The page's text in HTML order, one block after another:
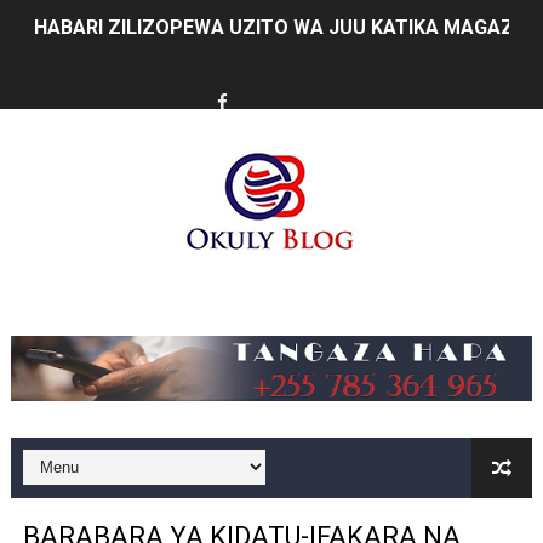
HABARI ZILIZOPEWA UZITO WA JUU KATIKA
Prof. Kabudi ahimiza matumizi ya teknolojia za kisasa
MTWALE AITAKA TARURA IENDELEE KUTOA
WAZIRI SANGU AZITAKA PSSSF,NSSF,WCF NA OSHA
MTENDAJI MKUU WMA AHAMASISHA WANANCHI
TBS YAENDELEA KUTOA ELUMU YA VIWANGO
BARABARA YA KIDATU-IFAKARA NA